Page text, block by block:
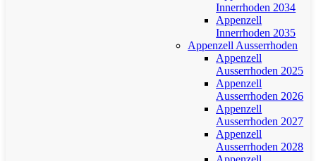
Innerrhoden 2034
Appenzell
Innerrhoden 2035
Appenzell Ausserrhoden
Appenzell
Ausserrhoden 2025
Appenzell
Ausserrhoden 2026
Appenzell
Ausserrhoden 2027
Appenzell
Ausserrhoden 2028